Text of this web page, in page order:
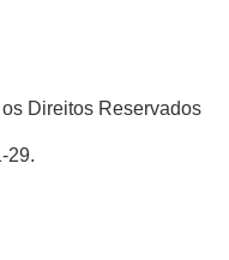
Direitos Reservados
29.